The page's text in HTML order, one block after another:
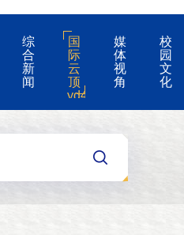
综
合
新
闻
国
际
云
顶
yd4008
的
告
媒
体
视
角
校
园
文
化